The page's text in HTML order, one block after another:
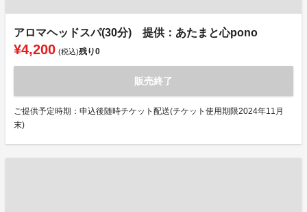
アロマヘッドスパ(30分) 提供：あたまと心pono
¥4,200 (税込)残り0
販売終了
ご提供予定時期：申込後随時チケット配送(チケット使用期限2024年11月
末)